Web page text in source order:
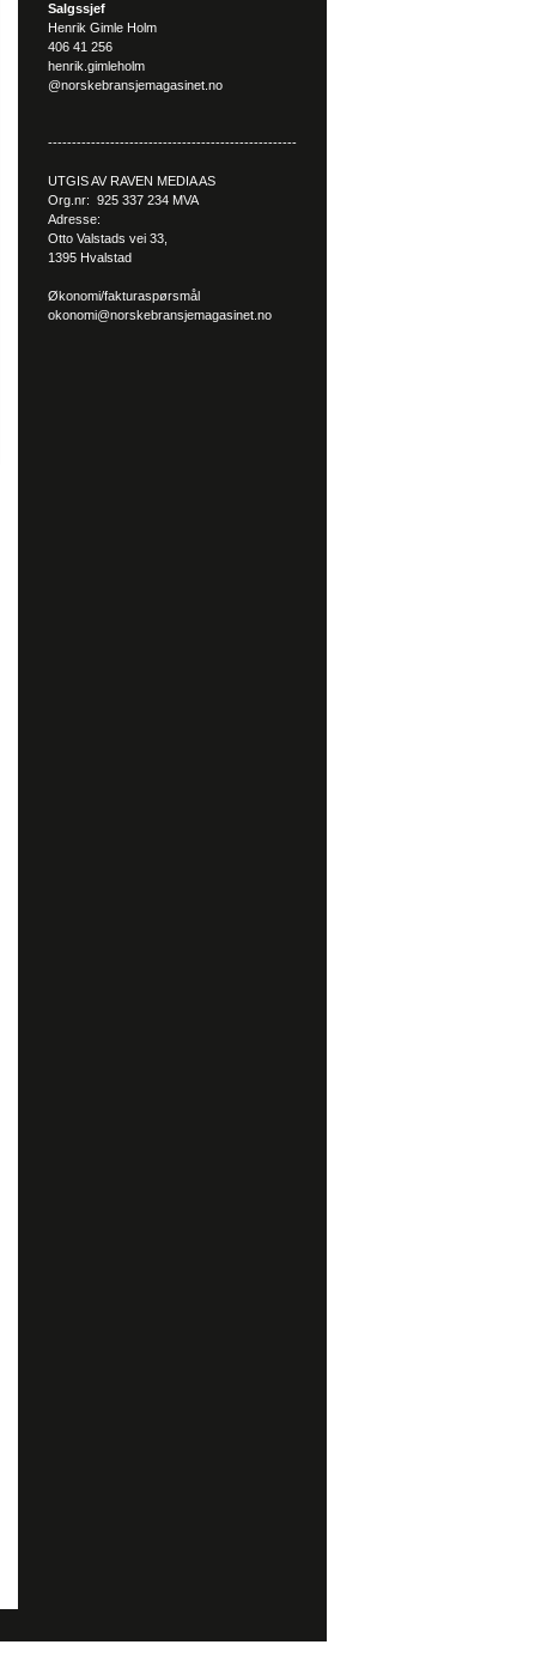
Salgssjef
Henrik Gimle Holm
406 41 256
henrik.gimleholm
@norskebransjemagasinet.no
----------------------------------------------------
UTGIS AV RAVEN MEDIA AS
Org.nr: 925 337 234 MVA
Adresse:
Otto Valstads vei 33,
1395 Hvalstad
Økonomi/fakturaspørsmål
okonomi@norskebransjemagasinet.no